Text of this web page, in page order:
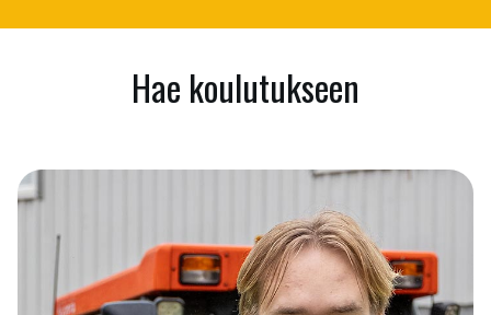
Hae koulutukseen